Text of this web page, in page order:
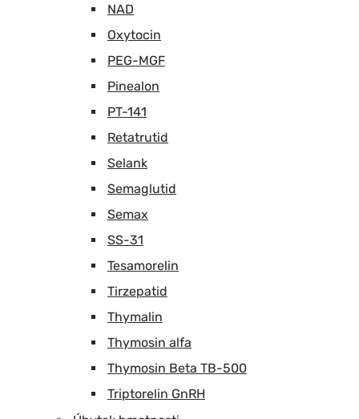
NAD
Oxytocin
PEG-MGF
Pinealon
PT-141
Retatrutid
Selank
Semaglutid
Semax
SS-31
Tesamorelin
Tirzepatid
Thymalin
Thymosin alfa
Thymosin Beta TB-500
Triptorelin GnRH